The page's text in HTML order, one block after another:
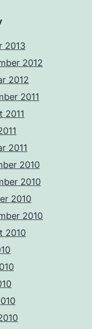
2013
2012
2012
2011
2011
2011
2010
2010
2010
2010
2010